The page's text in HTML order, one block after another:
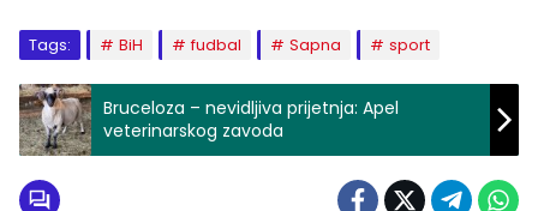
Tags: BiH fudbal Sapna sport
Bruceloza – nevidljiva prijetnja: Apel
veterinarskog zavoda